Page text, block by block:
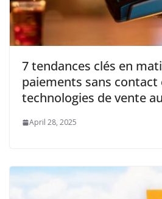
7 tendances clés en
paiements sans contact
technologies de vente
April 28, 2025